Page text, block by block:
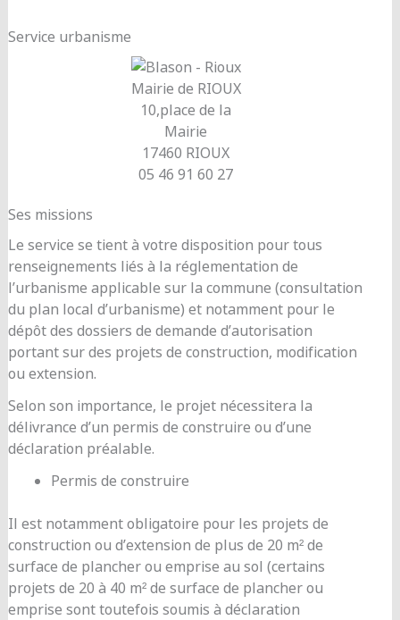
Service urbanisme
Mairie de RIOUX
10,place de la
Mairie
17460 RIOUX
05 46 91 60 27
Ses missions
Le service se tient à votre disposition pour tous
renseignements liés à la réglementation de
l’urbanisme applicable sur la commune (consultation
du plan local d’urbanisme) et notamment pour le
dépôt des dossiers de demande d’autorisation
portant sur des projets de construction, modification
ou extension.
Selon son importance, le projet nécessitera la
délivrance d’un permis de construire ou d’une
déclaration préalable.
Permis de construire
Il est notamment obligatoire pour les projets de
construction ou d’extension de plus de 20 m² de
surface de plancher ou emprise au sol (certains
projets de 20 à 40 m² de surface de plancher ou
emprise sont toutefois soumis à déclaration